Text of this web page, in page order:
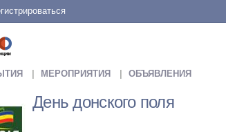
МЕРОПРИЯТИЯ ОБЪЯВЛЕНИЯ
День донского поля